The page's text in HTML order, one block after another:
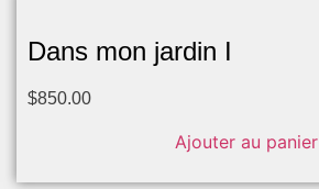
Dans mon jardin I
$850.00
Ajouter au panier